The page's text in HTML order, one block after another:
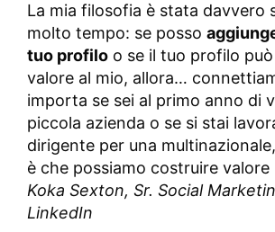
La mia filosofia è stata davvero
molto tempo: se posso
tuo profilo o se il tuo profilo
valore al mio, allora…
importa se sei al primo anno di
piccola azienda o se si stai
dirigente per una
è che possiamo costruire
Koka Sexton, Sr. Social
LinkedIn